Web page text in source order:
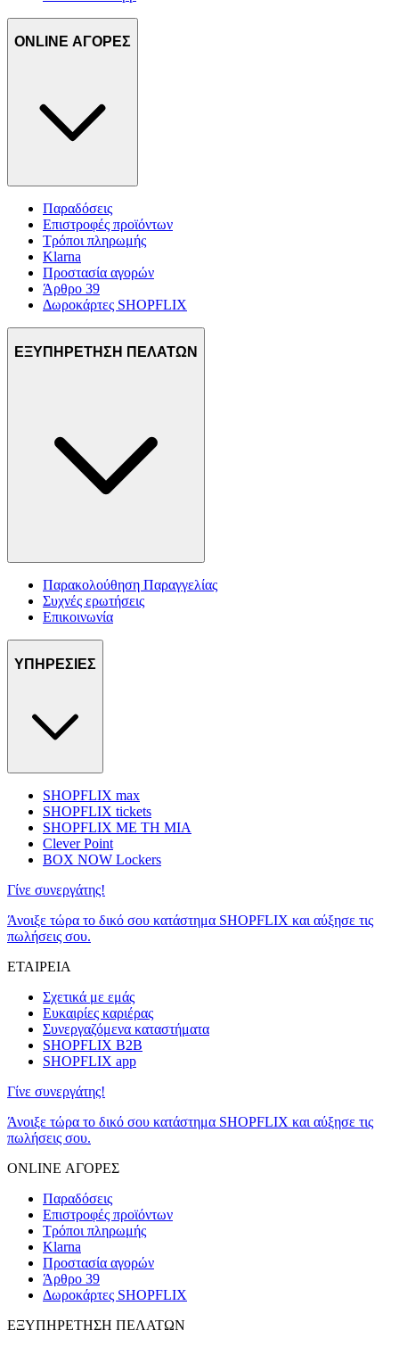
ONLINE ΑΓΟΡΕΣ
Παραδόσεις
Επιστροφές προϊόντων
Τρόποι πληρωμής
Klarna
Προστασία αγορών
Άρθρο 39
Δωροκάρτες SHOPFLIX
ΕΞΥΠΗΡΕΤΗΣΗ ΠΕΛΑΤΩΝ
Παρακολούθηση Παραγγελίας
Συχνές ερωτήσεις
Επικοινωνία
ΥΠΗΡΕΣΙΕΣ
SHOPFLIX max
SHOPFLIX tickets
SHOPFLIX ΜΕ ΤΗ ΜΙΑ
Clever Point
BOX NOW Lockers
Γίνε συνεργάτης!
Άνοιξε τώρα το δικό σου κατάστημα SHOPFLIX και αύξησε τις
πωλήσεις σου.
ΕΤΑΙΡΕΙΑ
Σχετικά με εμάς
Ευκαιρίες καριέρας
Συνεργαζόμενα καταστήματα
SHOPFLIX B2B
SHOPFLIX app
Γίνε συνεργάτης!
Άνοιξε τώρα το δικό σου κατάστημα SHOPFLIX και αύξησε τις
πωλήσεις σου.
ONLINE ΑΓΟΡΕΣ
Παραδόσεις
Επιστροφές προϊόντων
Τρόποι πληρωμής
Klarna
Προστασία αγορών
Άρθρο 39
Δωροκάρτες SHOPFLIX
ΕΞΥΠΗΡΕΤΗΣΗ ΠΕΛΑΤΩΝ